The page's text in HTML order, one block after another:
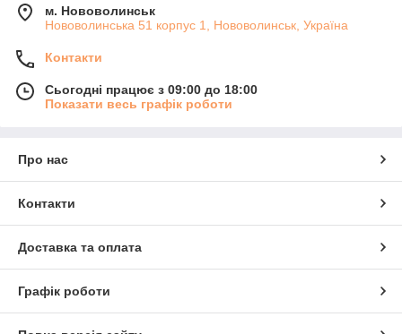
м. Нововолинськ
Нововолинська 51 корпус 1, Нововолинськ, Україна
Контакти
Сьогодні працює з 09:00 до 18:00
Показати весь графік роботи
Про нас
Контакти
Доставка та оплата
Графік роботи